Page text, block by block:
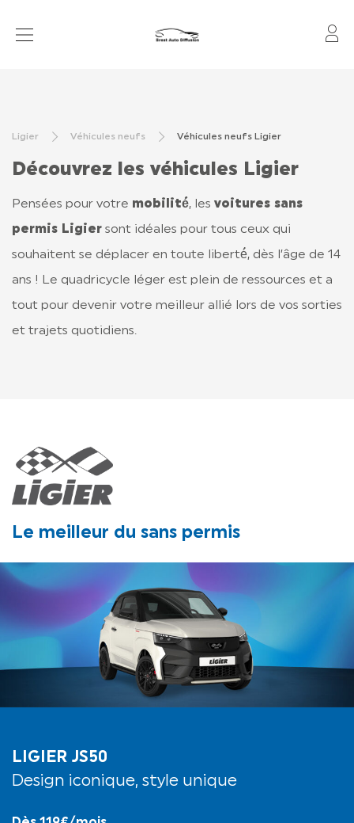
ACTUALITÉS
APRÈS-VENTE
FINANCEMENT ET ASSURANCE
LOCATION OLD
CONTROLE TECHNIQUE
Ligier Véhicules neufs Véhicules neufs Ligier
Découvrez les véhicules Ligier
Pensées pour votre mobilité́, les voitures sans
permis Ligier sont idéales pour tous ceux qui
souhaitent se déplacer en toute liberté́, dès l’âge de 14
ans ! Le quadricycle léger est plein de ressources et a
tout pour devenir votre meilleur allié lors de vos sorties
et trajets quotidiens.
Le meilleur du sans permis
LIGIER JS50
Design iconique, style unique